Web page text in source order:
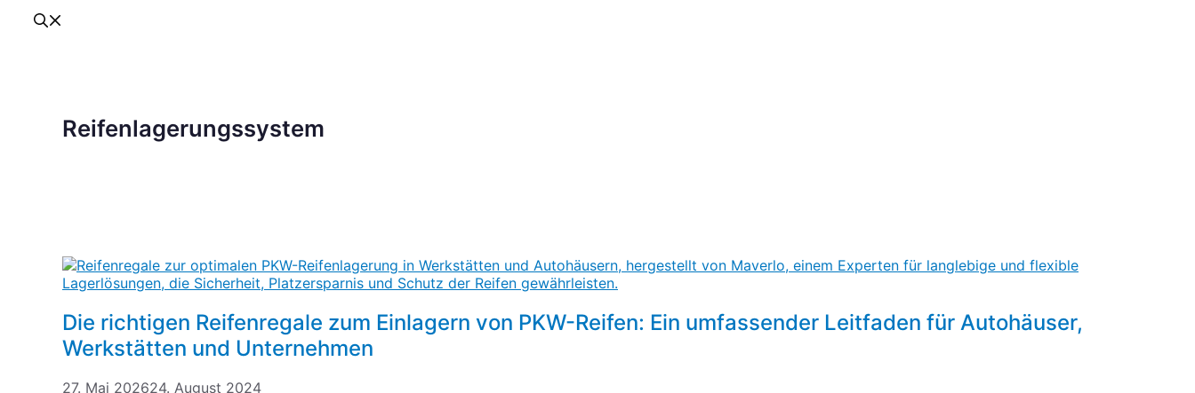
Reifenlagerungssystem
Die richtigen Reifenregale zum Einlagern von PKW-Reifen: Ein umfassender Leitfaden für Autohäuser,
Werkstätten und Unternehmen
27. Mai 202624. August 2024